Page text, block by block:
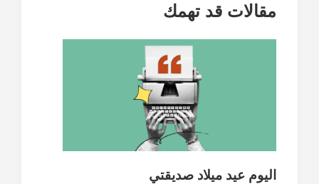
مقالات قد تهمك
اليوم عيد ميلاد صديقتي